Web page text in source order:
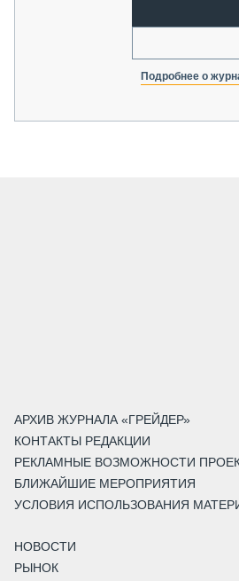
Подробнее о
АРХИВ ЖУРНАЛА «ГРЕЙДЕР»
КОНТАКТЫ РЕДАКЦИИ
РЕКЛАМНЫЕ ВОЗМОЖНОСТИ
БЛИЖАЙШИЕ МЕРОПРИЯТИЯ
УСЛОВИЯ ИСПОЛЬЗОВАНИЯ
НОВОСТИ
РЫНОК